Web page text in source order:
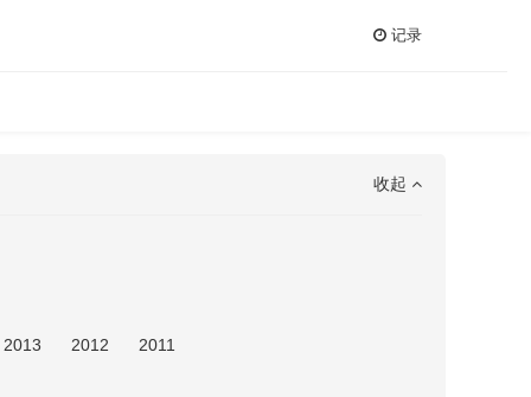
记录
收起
2013 2012 2011